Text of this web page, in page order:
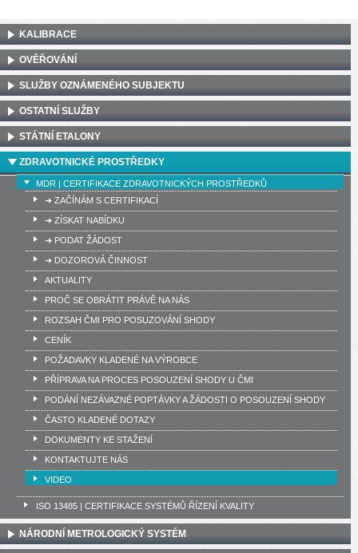
KALIBRACE
OVĚŘOVÁNÍ
SLUŽBY OZNÁMENÉHO SUBJEKTU
OSTATNÍ SLUŽBY
STÁTNÍ ETALONY
ZDRAVOTNICKÉ PROSTŘEDKY
MDR | CERTIFIKACE ZDRAVOTNICKÝCH PROSTŘEDKŮ
➜ ZAČÍNÁM S CERTIFIKACÍ
➜ ZÍSKAT NABÍDKU
➜ PODAT ŽÁDOST
➜ DOZOROVÁ ČINNOST
AKTUALITY
PROČ SE OBRÁTIT PRÁVĚ NA NÁS
ROZSAH ČMI PRO POSUZOVÁNÍ SHODY
CENÍK
POŽADAVKY KLADENÉ NA VÝROBCE
PŘÍPRAVA NA PROCES POSOUZENÍ SHODY U ČMI
PODÁNÍ NEZÁVAZNÉ POPTÁVKY A ŽÁDOSTI O POSOUZENÍ SHODY
ČASTO KLADENÉ DOTAZY
DOKUMENTY KE STAŽENÍ
KONTAKTUJTE NÁS
VIDEO
ISO 13485 | CERTIFIKACE SYSTÉMŮ ŘÍZENÍ KVALITY
NÁRODNÍ METROLOGICKÝ SYSTÉM